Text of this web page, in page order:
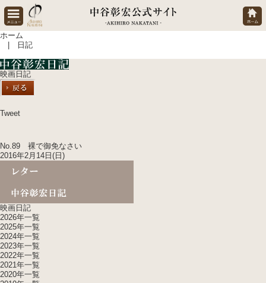
ホーム
| 日記
映画日記
Tweet
No.89 裸で御免なさい
2016年2月14日(日)
映画日記
2026年一覧
2025年一覧
2024年一覧
2023年一覧
2022年一覧
2021年一覧
2020年一覧